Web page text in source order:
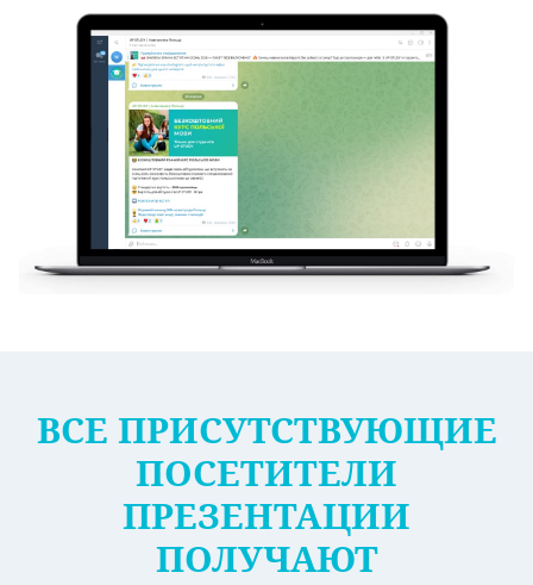
ВСЕ ПРИСУТСТВУЮЩИЕ
ПОСЕТИТЕЛИ
ПРЕЗЕНТАЦИИ
ПОЛУЧАЮТ